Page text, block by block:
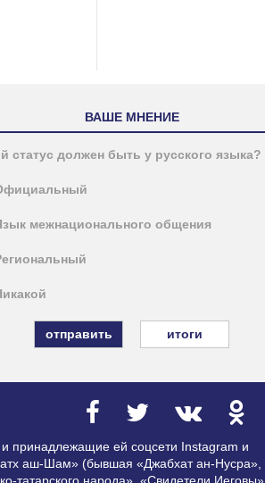
ВАШЕ МНЕНИЕ
статус должен быть у русского языка?
межнационального общения
итоги
принадлежащие ей соцсети Instagram и
аш-Шам» (бывшая «Джабхат ан-Нусра»,
народа», «Свидетели Иеговы»,